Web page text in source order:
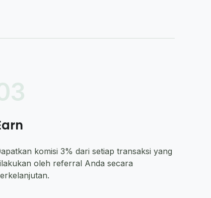
komisi 3% dari setiap transaksi yang
oleh referral Anda secara